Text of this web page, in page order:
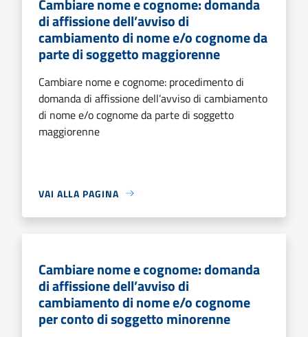
di affissione dell’avviso di
cambiamento di nome e/o cognome da
parte di soggetto maggiorenne
Cambiare nome e cognome: procedimento di
domanda di affissione dell’avviso di cambiamento
di nome e/o cognome da parte di soggetto
maggiorenne
VAI ALLA PAGINA
Cambiare nome e cognome: domanda
di affissione dell’avviso di
cambiamento di nome e/o cognome
per conto di soggetto minorenne